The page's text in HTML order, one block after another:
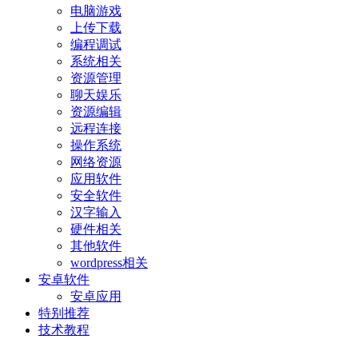
电脑游戏
上传下载
编程调试
系统相关
资源管理
聊天娱乐
资源编辑
远程连接
操作系统
网络资源
应用软件
安全软件
汉字输入
硬件相关
其他软件
wordpress相关
安卓软件
安卓应用
特别推荐
技术教程